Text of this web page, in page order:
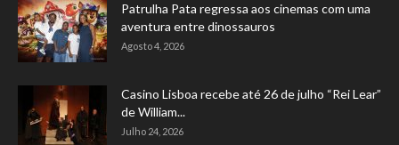
Patrulha Pata regressa aos cinemas com uma
aventura entre dinossauros
Agosto 4, 2026
Casino Lisboa recebe até 26 de julho “Rei Lear”
de William...
Julho 24, 2026